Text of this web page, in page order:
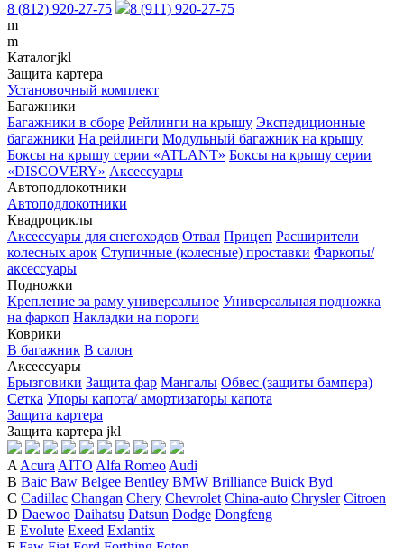
8 (812) 920-27-75
8 (911) 920-27-75
m
m
Каталогjkl
Защита картера
Установочный комплект
Багажники
Багажники в сборе Рейлинги на крышу Экспедиционные
багажники На рейлинги Модульный багажник на крышу
Боксы на крышу серии «ATLANT» Боксы на крышу серии
«DISCOVERY» Аксессуары
Автоподлокотники
Автоподлокотники
Квадроциклы
Аксессуары для снегоходов Отвал Прицеп Расширители
колесных арок Ступичные (колесные) проставки Фаркопы/
аксессуары
Подножки
Крепление за раму универсальное Универсальная подножка
на фаркоп Накладки на пороги
Коврики
В багажник В салон
Аксессуары
Брызговики Защита фар Мангалы Обвес (защиты бампера)
Сетка Упоры капота/ амортизаторы капота
Защита картера
Защита картера jkl
A Acura AITO Alfa Romeo Audi
B Baic Baw Belgee Bentley BMW Brilliance Buick Byd
C Cadillac Changan Chery Chevrolet China-auto Chrysler Citroen
D Daewoo Daihatsu Datsun Dodge Dongfeng
E Evolute Exeed Exlantix